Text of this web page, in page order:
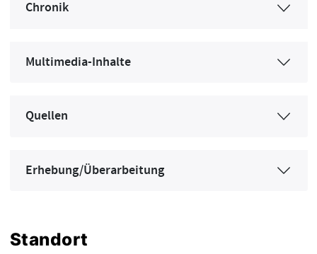
Chronik
Multimedia-Inhalte
Quellen
Erhebung/Überarbeitung
Standort